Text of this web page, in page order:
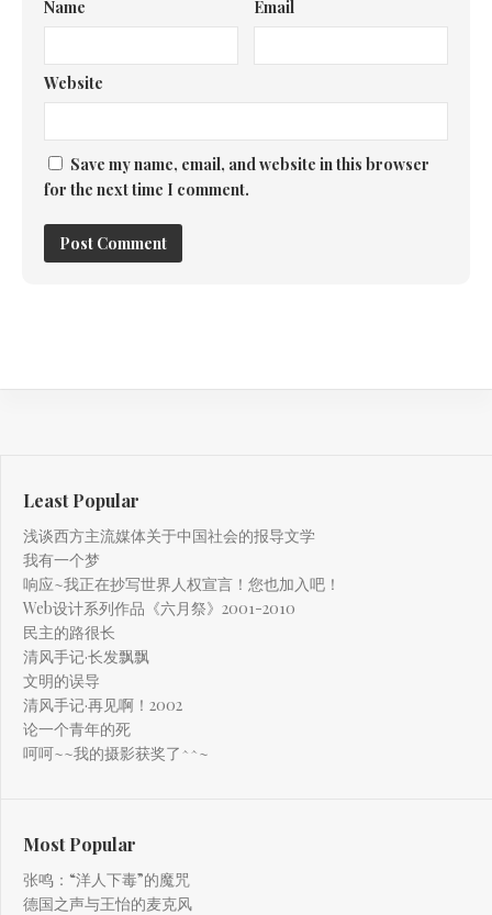
Name Email
Website
Save my name, email, and website in this browser
for the next time I comment.
Least Popular
浅谈西方主流媒体关于中国社会的报导文学
我有一个梦
响应~我正在抄写世界人权宣言！您也加入吧！
Web设计系列作品《六月祭》2001-2010
民主的路很长
清风手记·长发飘飘
文明的误导
清风手记·再见啊！2002
论一个青年的死
呵呵~~我的摄影获奖了^^~
Most Popular
张鸣：“洋人下毒”的魔咒
德国之声与王怡的麦克风